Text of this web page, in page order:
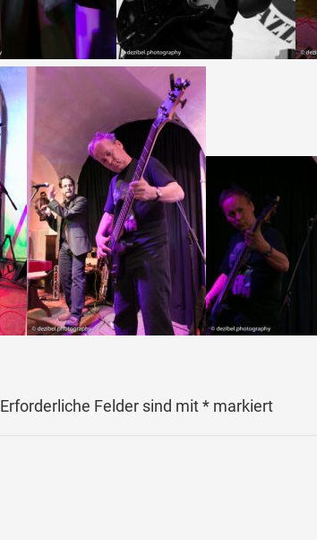
Erforderliche Felder sind mit* markiert